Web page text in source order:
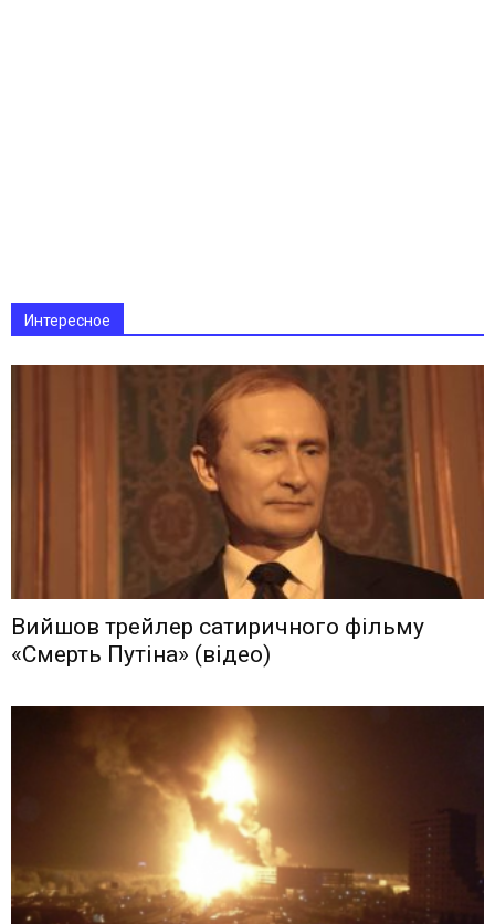
Интересное
Вийшов трейлер сатиричного фільму
«Смерть Путіна» (відео)